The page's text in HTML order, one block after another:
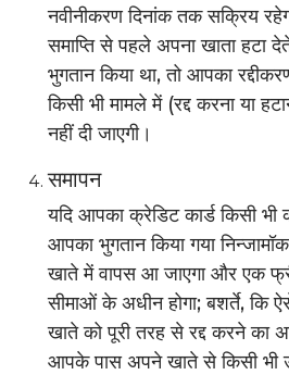
नवीनीकरण दिनांक तक सक्रिय
समाप्ति से पहले अपना खाता हटा
भुगतान किया था, तो आपका
किसी भी मामले में (रद्द करना या
नहीं दी जाएगी।
समापन
यदि आपका क्रेडिट कार्ड किसी भी
आपका भुगतान किया गया
खाते में वापस आ जाएगा और एक
सीमाओं के अधीन होगा; बशर्ते, कि
खाते को पूरी तरह से रद्द करने का
आपके पास अपने खाते से किसी भी